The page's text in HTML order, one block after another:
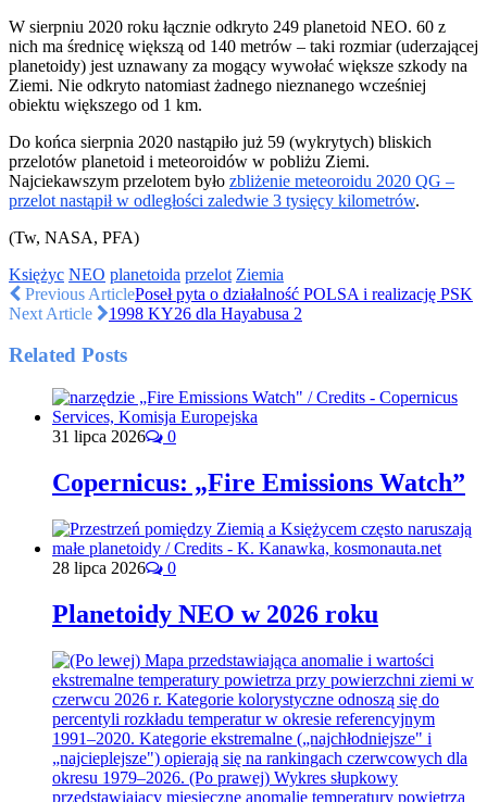
W sierpniu 2020 roku łącznie odkryto 249 planetoid NEO. 60 z
nich ma średnicę większą od 140 metrów – taki rozmiar (uderzającej
planetoidy) jest uznawany za mogący wywołać większe szkody na
Ziemi. Nie odkryto natomiast żadnego nieznanego wcześniej
obiektu większego od 1 km.
Do końca sierpnia 2020 nastąpiło już 59 (wykrytych) bliskich
przelotów planetoid i meteoroidów w pobliżu Ziemi.
Najciekawszym przelotem było zbliżenie meteoroidu 2020 QG –
przelot nastąpił w odległości zaledwie 3 tysięcy kilometrów.
(Tw, NASA, PFA)
Księżyc NEO planetoida przelot Ziemia
Previous ArticlePoseł pyta o działalność POLSA i realizację PSK
Next Article
1998 KY26 dla Hayabusa 2
Related Posts
31 lipca 2026 0
Copernicus: „Fire Emissions Watch”
28 lipca 2026 0
Planetoidy NEO w 2026 roku